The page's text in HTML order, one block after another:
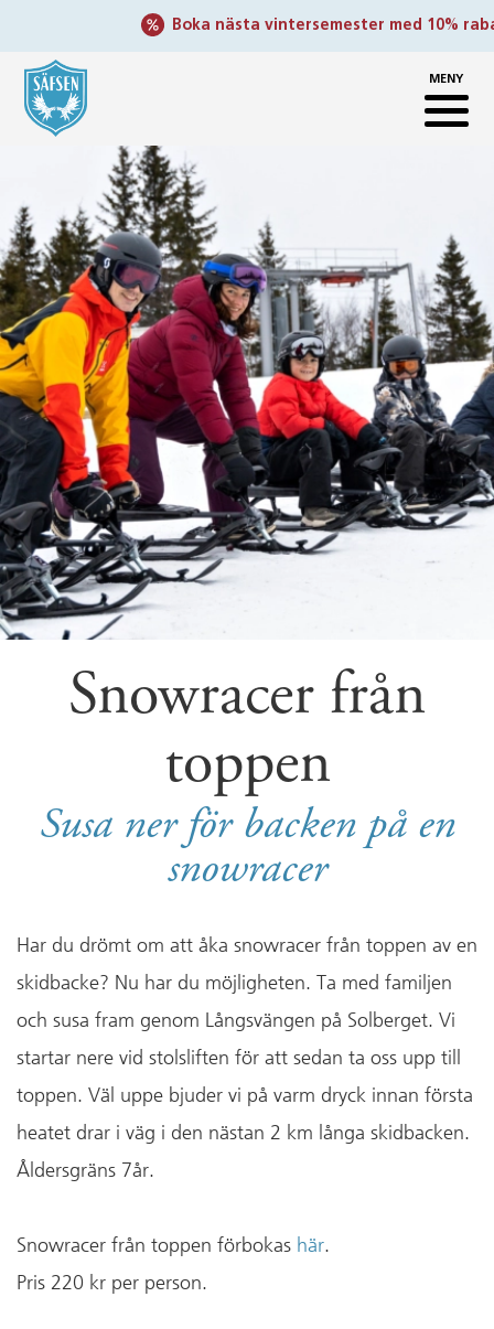
Boka nästa vintersemester med 10% rabatt
MENY
Snowracer från
toppen
Susa ner för backen på en
snowracer
Har du drömt om att åka snowracer från toppen av en
skidbacke? Nu har du möjligheten. Ta med familjen
och susa fram genom Långsvängen på Solberget. Vi
startar nere vid stolsliften för att sedan ta oss upp till
toppen. Väl uppe bjuder vi på varm dryck innan första
heatet drar i väg i den nästan 2 km långa skidbacken.
Åldersgräns 7år.
Snowracer från toppen förbokas här.
Pris 220 kr per person.